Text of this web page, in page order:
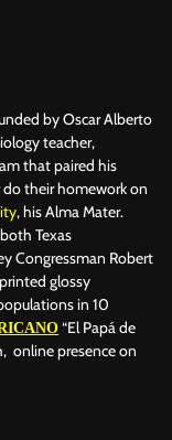
by Oscar Alberto
teacher,
that paired his
their homework on
, his Alma Mater.
Texas
Congressman Robert
glossy
in 10
“El Papá de
online presence on